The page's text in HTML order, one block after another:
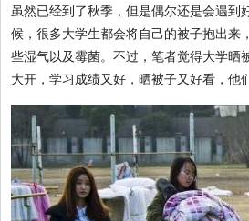
虽然已经到了秋季，但是偶尔还是会遇到
候，很多大学生都会将自己的被子抱出来
些湿气以及霉菌。不过，笔者觉得大学晒
大开，学习成绩又好，晒被子又好看，他